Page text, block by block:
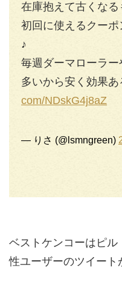
在庫抱えて古くな
初回に使えるクー
♪
毎週ダーマローラ
多いから安く効果
com/NDskG4j8aZ
— りさ (@lsmngreen)
ベストケンコーはピ
性ユーザーのツイート